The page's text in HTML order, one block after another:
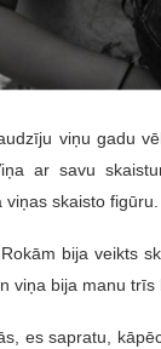
viņu gadu
ar savu
skaisto
bija veikts
viņa bija manu trīs
es sapratu,